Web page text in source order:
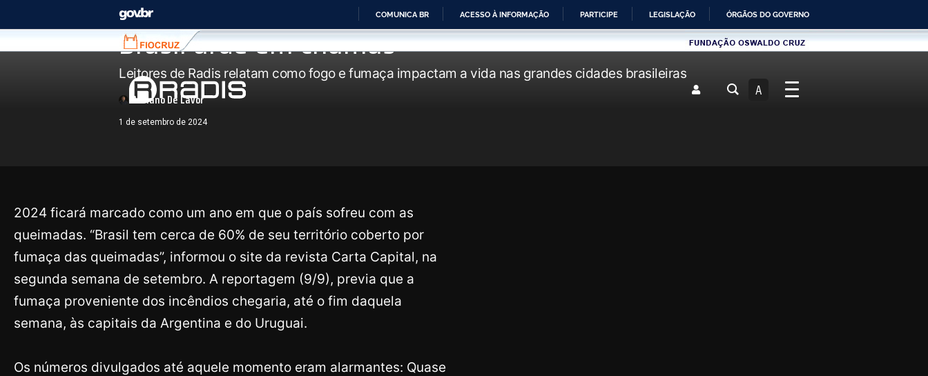
IR
COMUNICA BR ACESSO À INFORMAÇÃO PARTICIPE LEGISLAÇÃO ÓRGÃOS DO GOVERNO
Fiocruz
Fundau00e7u00e3o
Cruz
A
Queimadas
Brasil arde em chamas
Leitores de Radis relatam como fogo e fumaça impactam a vida nas grandes cidades brasileiras
Adriano De Lavor
1 de setembro de 2024
2024 ficará marcado como um ano em que o país sofreu com as
queimadas. “Brasil tem cerca de 60% de seu território coberto por
fumaça das queimadas”, informou o site da revista Carta Capital, na
segunda semana de setembro. A reportagem (9/9), previa que a
fumaça proveniente dos incêndios chegaria, até o fim daquela
semana, às capitais da Argentina e do Uruguai.
Os números divulgados até aquele momento eram alarmantes: Quase